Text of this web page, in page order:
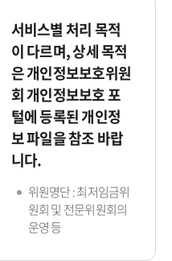
서비스별 처리 목적
이 다르며, 상세 목적
은 개인정보보호위원
회 개인정보보호 포
털에 등록된 개인정
보 파일을 참조 바랍
니다.
위원명단 : 최저임금위
원회 및 전문위원회의
운영 등